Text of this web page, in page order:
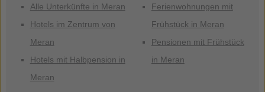
Alle Unterkünfte in Meran
Hotels im Zentrum von
Meran
Hotels mit Halbpension in
Meran
Ferienwohnungen mit
Frühstück in Meran
Pensionen mit Frühstück
in Meran